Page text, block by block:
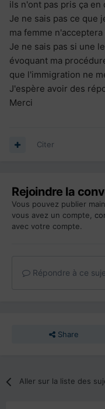
ils n'ont pas pris ça en
Je ne sais pas ce que
ma femme
Je ne sais pas si une
évoquant ma
que l'immigration ne
J'espère avoir des
Merci
Citer
Rejoindre la
Vous pouvez publier
vous avez un compte,
avec votre compte.
Répondre à ce
Share
Aller sur la liste des